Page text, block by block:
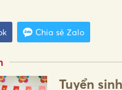
Chia sẻ Zalo
Tuyển